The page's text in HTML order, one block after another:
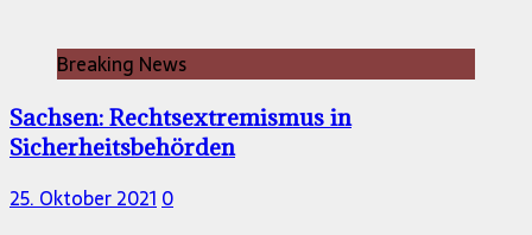
Breaking News
Sachsen: Rechtsextremismus in
Sicherheitsbehörden
25. Oktober 20210